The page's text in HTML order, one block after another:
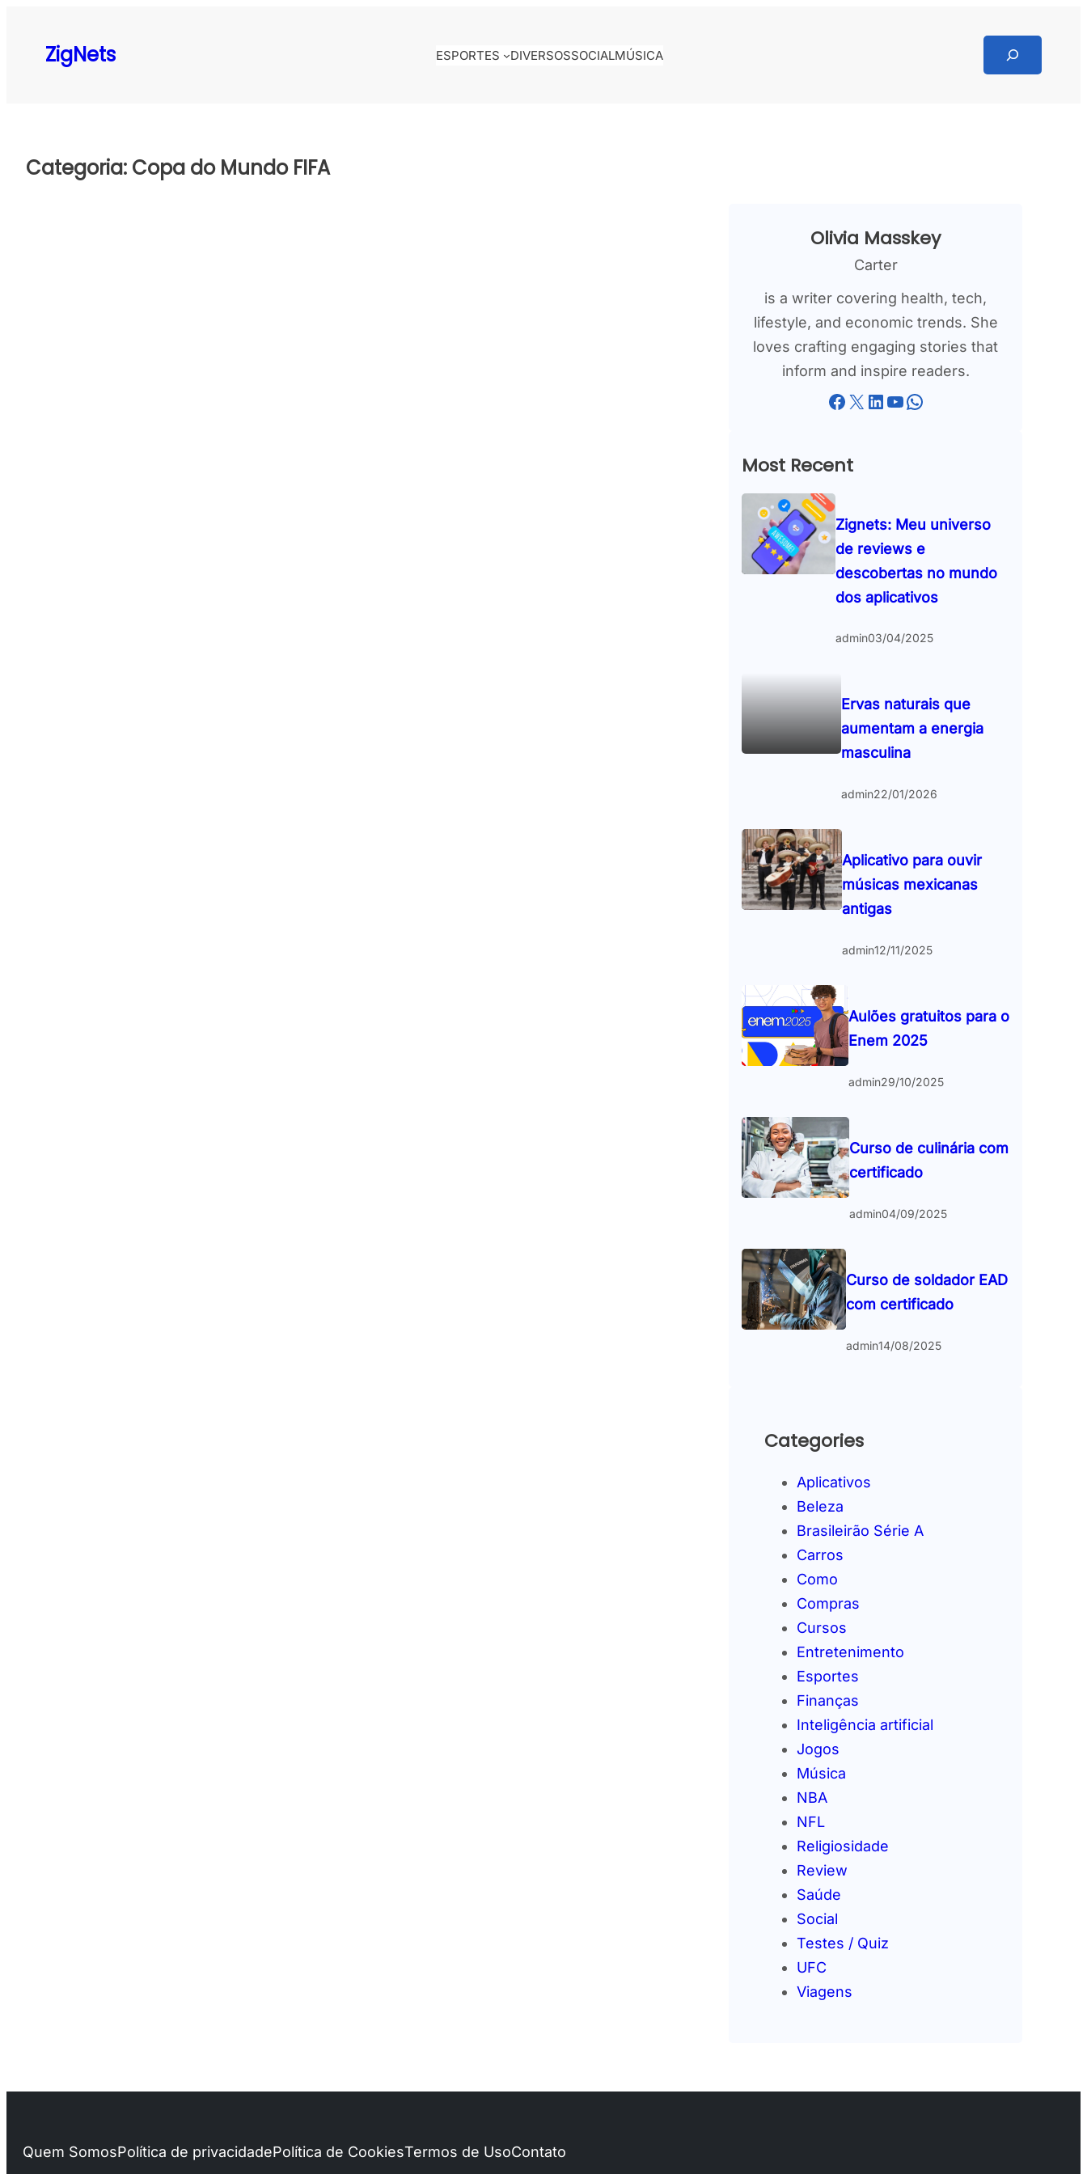
ZigNets ESPORTES DIVERSOSSOCIALMÚSICA
Search
Categoria: Copa do Mundo FIFA
Olivia Masskey
Carter
is a writer covering health, tech,
lifestyle, and economic trends. She
loves crafting engaging stories that
inform and inspire readers.
Facebook X LinkedIn YouTube WhatsApp
Most Recent
Zignets: Meu universo
de reviews e
descobertas no mundo
dos aplicativos
admin03/04/2025
Ervas naturais que
aumentam a energia
masculina
admin22/01/2026
Aplicativo para ouvir
músicas mexicanas
antigas
admin12/11/2025
Aulões gratuitos para o
Enem 2025
admin29/10/2025
Curso de culinária com
certificado
admin04/09/2025
Curso de soldador EAD
com certificado
admin14/08/2025
Categories
Aplicativos
Beleza
Brasileirão Série A
Carros
Como
Compras
Cursos
Entretenimento
Esportes
Finanças
Inteligência artificial
Jogos
Música
NBA
NFL
Religiosidade
Review
Saúde
Social
Testes / Quiz
UFC
Viagens
Quem SomosPolítica de privacidadePolítica de CookiesTermos de UsoContato